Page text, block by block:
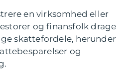
en virksomhed eller
og finansfolk drage
skattefordele, herunder
og